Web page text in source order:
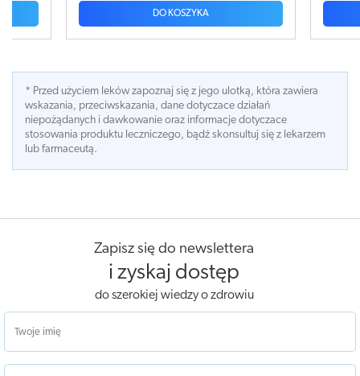
DO KOSZYKA
* Przed użyciem leków zapoznaj się z jego ulotką, która zawiera
wskazania, przeciwskazania, dane dotyczace działań
niepożądanych i dawkowanie oraz informacje dotyczace
stosowania produktu leczniczego, bądź skonsultuj się z lekarzem
lub farmaceutą.
Zapisz się do newslettera
i zyskaj dostęp
do szerokiej wiedzy o zdrowiu